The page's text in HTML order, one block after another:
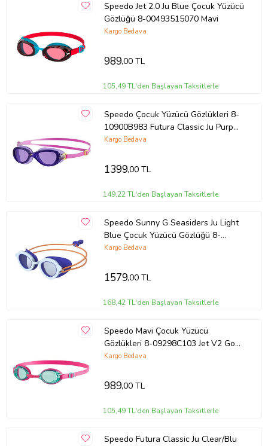
Speedo Jet 2.0 Ju Blue Çocuk Yüzücü
Gözlüğü 8-00493515070 Mavi
Kargo Bedava
989,00 TL
105,49 TL'den Başlayan Taksitlerle
Speedo Çocuk Yüzücü Gözlükleri 8-
10900B983 Futura Classic Ju Purp
Pink (Mor-Pembe)
Kargo Bedava
1399,00 TL
149,22 TL'den Başlayan Taksitlerle
Speedo Sunny G Seasiders Ju Light
Blue Çocuk Yüzücü Gözlüğü 8-
775050515064 Mavi
Kargo Bedava
1579,00 TL
168,42 TL'den Başlayan Taksitlerle
Speedo Mavi Çocuk Yüzücü
Gözlükleri 8-09298C103 Jet V2 Gog
Ju Assorted
Kargo Bedava
989,00 TL
105,49 TL'den Başlayan Taksitlerle
Speedo Futura Classic Ju Clear/Blu